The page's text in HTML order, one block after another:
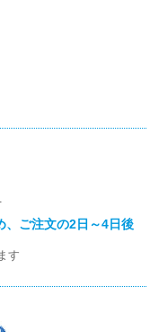
、ご注文の2日～4日後
す